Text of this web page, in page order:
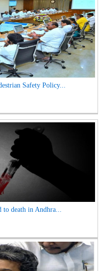
Safety Policy...
to death in Andhra...